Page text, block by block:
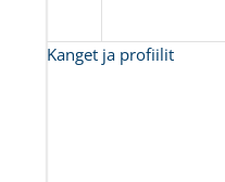
Kanget ja profiilit